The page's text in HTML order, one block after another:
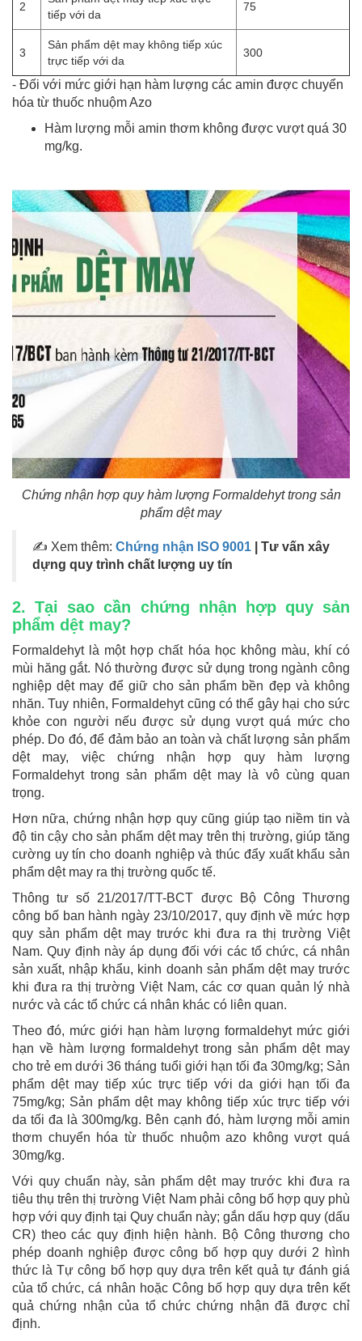
2
tiếp với da
75
3
Sản phẩm dệt may không tiếp xúc
trực tiếp với da
300
- Đối với mức giới hạn hàm lượng các amin được chuyển
hóa từ thuốc nhuộm Azo
Hàm lượng mỗi amin thơm không được vượt quá 30
mg/kg.
Chứng nhận hợp quy hàm lượng Formaldehyt trong sản
phẩm dệt may
✍ Xem thêm: Chứng nhận ISO 9001
| Tư vấn xây
dựng quy trình chất lượng uy tín
2. Tại sao cần chứng nhận hợp quy sản
phẩm dệt may?
Formaldehyt là một hợp chất hóa học không màu, khí có
mùi hăng gắt. Nó thường được sử dụng trong ngành công
nghiệp dệt may để giữ cho sản phẩm bền đẹp và không
nhăn. Tuy nhiên, Formaldehyt cũng có thể gây hại cho sức
khỏe con người nếu được sử dụng vượt quá mức cho
phép. Do đó, để đảm bảo an toàn và chất lượng sản phẩm
dệt may, việc chứng nhận hợp quy hàm lượng
Formaldehyt trong sản phẩm dệt may là vô cùng quan
trọng.
Hơn nữa, chứng nhận hợp quy cũng giúp tạo niềm tin và
độ tin cậy cho sản phẩm dệt may trên thị trường, giúp tăng
cường uy tín cho doanh nghiệp và thúc đẩy xuất khẩu sản
phẩm dệt may ra thị trường quốc tế.
Thông tư số 21/2017/TT-BCT được Bộ Công Thương
công bố ban hành ngày 23/10/2017, quy định về mức hợp
quy sản phẩm dệt may trước khi đưa ra thị trường Việt
Nam. Quy định này áp dụng đối với các tổ chức, cá nhân
sản xuất, nhập khẩu, kinh doanh sản phẩm dệt may trước
khi đưa ra thị trường Việt Nam, các cơ quan quản lý nhà
nước và các tổ chức cá nhân khác có liên quan.
Theo đó, mức giới hạn hàm lượng formaldehyt mức giới
hạn về hàm lượng formaldehyt trong sản phẩm dệt may
cho trẻ em dưới 36 tháng tuổi giới hạn tối đa 30mg/kg; Sản
phẩm dệt may tiếp xúc trực tiếp với da giới hạn tối đa
75mg/kg; Sản phẩm dệt may không tiếp xúc trực tiếp với
da tối đa là 300mg/kg. Bên cạnh đó, hàm lượng mỗi amin
thơm chuyển hóa từ thuốc nhuộm azo không vượt quá
30mg/kg.
Với quy chuẩn này, sản phẩm dệt may trước khi đưa ra
tiêu thụ trên thị trường Việt Nam phải công bố hợp quy phù
hợp với quy định tại Quy chuẩn này; gắn dấu hợp quy (dấu
CR) theo các quy định hiện hành. Bộ Công thương cho
phép doanh nghiệp được công bố hợp quy dưới 2 hình
thức là Tự công bố hợp quy dựa trên kết quả tự đánh giá
của tổ chức, cá nhân hoặc Công bố hợp quy dựa trên kết
quả chứng nhận của tổ chức chứng nhận đã được chỉ
định.